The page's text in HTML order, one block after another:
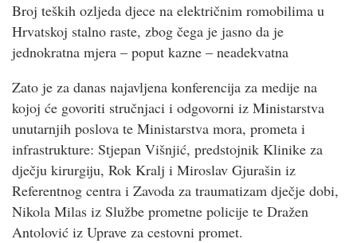
Broj teških ozljeda djece na električnim romobilima u
Hrvatskoj stalno raste, zbog čega je jasno da je
jednokratna mjera – poput kazne – neadekvatna
Zato je za danas najavljena konferencija za medije na
kojoj će govoriti stručnjaci i odgovorni iz Ministarstva
unutarnjih poslova te Ministarstva mora, prometa i
infrastrukture: Stjepan Višnjić, predstojnik Klinike za
dječju kirurgiju, Rok Kralj i Miroslav Gjurašin iz
Referentnog centra i Zavoda za traumatizam dječje dobi,
Nikola Milas iz Službe prometne policije te Dražen
Antolović iz Uprave za cestovni promet.